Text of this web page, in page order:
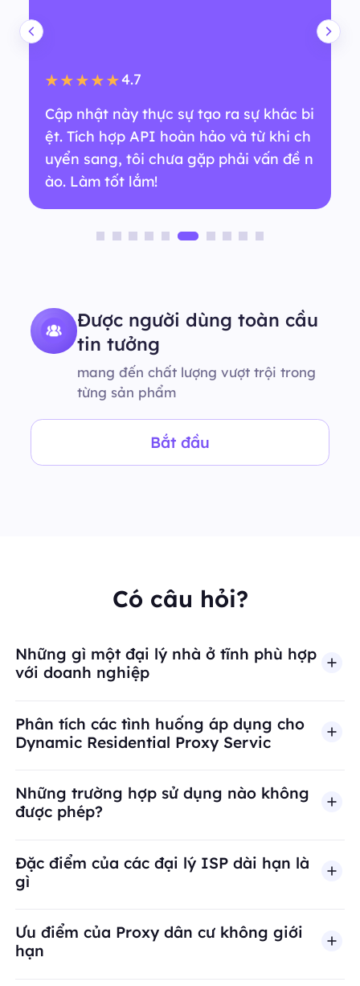
★★★★★4.7
Cập nhật này thực sự tạo ra sự khác bi
ệt. Tích hợp API hoàn hảo và từ khi ch
uyển sang, tôi chưa gặp phải vấn đề n
ào. Làm tốt lắm!
Được người dùng toàn cầu
tin tưởng
mang đến chất lượng vượt trội trong
từng sản phẩm
Bắt đầu
Có câu hỏi?
Những gì một đại lý nhà ở tĩnh phù hợp
với doanh nghiệp
Phân tích các tình huống áp dụng cho
Dynamic Residential Proxy Servic
Những trường hợp sử dụng nào không
được phép?
BestProxy không hỗ trợ gian lận, spam, tương
Đặc điểm của các đại lý ISP dài hạn là
gì
Ưu điểm của Proxy dân cư không giới
hạn